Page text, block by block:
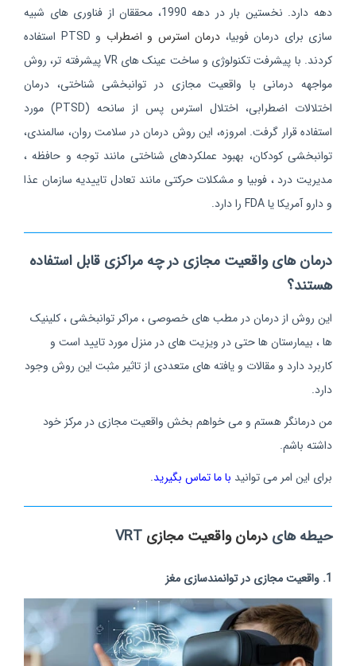
دهه دارد. نخستین بار در دهه 1990، محققان از فناوری‌ های شبیه‌
سازی برای درمان فوبیا، درمان استرس و اضطراب و PTSD استفاده
کردند. با پیشرفت تکنولوژی و ساخت عینک های VR پیشرفته‌ تر، روش
مواجهه درمانی با واقعیت مجازی در توانبخشی شناختی، درمان
اختلالات اضطرابی، اختلال استرس پس از سانحه (PTSD) مورد
استفاده قرار گرفت. امروزه، این روش درمان در سلامت روان، سالمندی،
توانبخشی کودکان، بهبود عملکردهای شناختی مانند توجه و حافظه ،
مدیریت درد ، فوبیا و مشکلات حرکتی مانند تعادل تاییدیه سازمان عذا
و دارو آمریکا یا FDA را دارد.
درمان های واقعیت مجازی در چه مراکزی قابل استفاده
هستند؟
این روش از درمان در مطب های خصوصی ، مراکر توانبخشی ، کلینیک
ها ، بیمارستان ها حتی در ویزیت های در منزل مورد تایید است و
کاربرد دارد و مقالات و یافته های متعددی از تاثیر مثبت این روش وجود
دارد.
من درمانگر هستم و می خواهم بخش واقعیت مجازی در مرکز خود
داشته باشم.
برای این امر می توانید با ما تماس بگیرید.
حیطه های درمان واقعیت مجازی
1. واقعیت مجازی در توانمندسازی مغز